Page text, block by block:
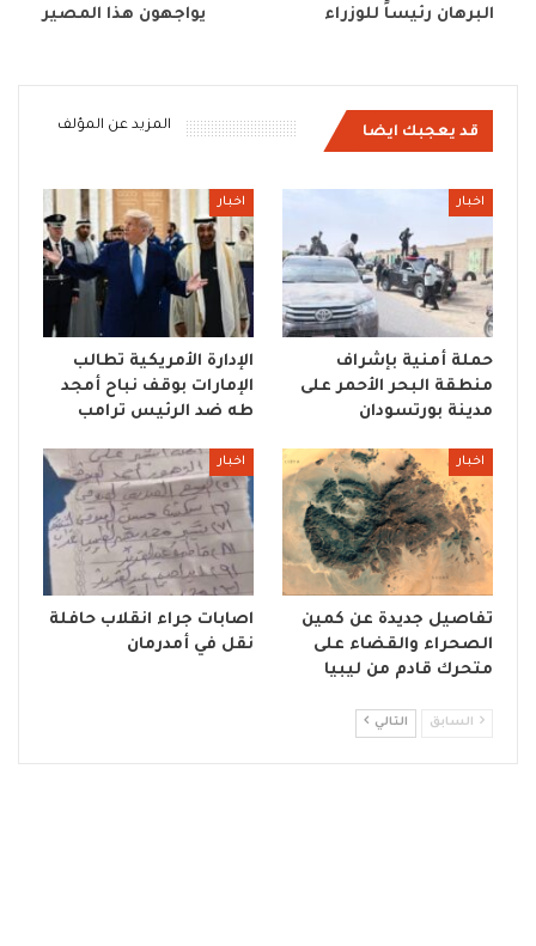
البرهان رئيساً للوزراء
يواجهون هذا المصير
قد يعجبك ايضا المزيد عن المؤلف
اخبار
حملة أمنية بإشراف
منطقة البحر الأحمر على
مدينة بورتسودان
اخبار
الإدارة الأمريكية تطالب
الإمارات بوقف نباح أمجد
طه ضد الرئيس ترامب
اخبار
تفاصيل جديدة عن كمين
الصحراء والقضاء على
متحرك قادم من ليبيا
اخبار
اصابات جراء انقلاب حافلة
نقل في أمدرمان
السابق التالي